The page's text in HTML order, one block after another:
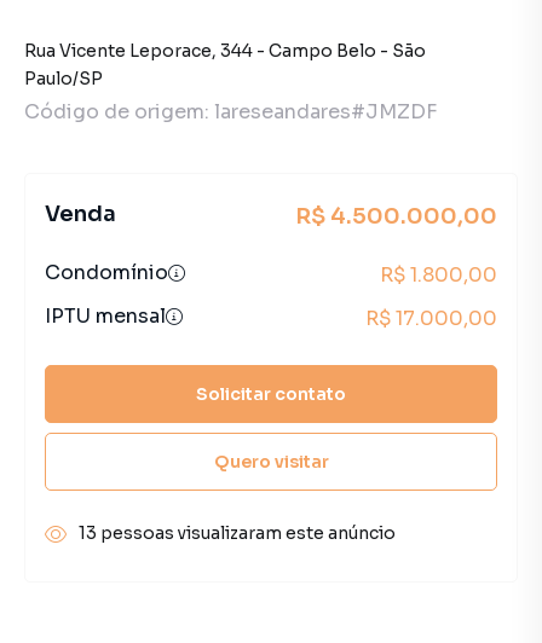
Rua Vicente Leporace, 344 - Campo Belo - São
Paulo/SP
Código de origem: lareseandares#JMZDF
Venda R$ 4.500.000,00
Condomínio
R$ 1.800,00
IPTU mensal
R$ 17.000,00
Solicitar contato
Quero visitar
13 pessoas visualizaram este anúncio